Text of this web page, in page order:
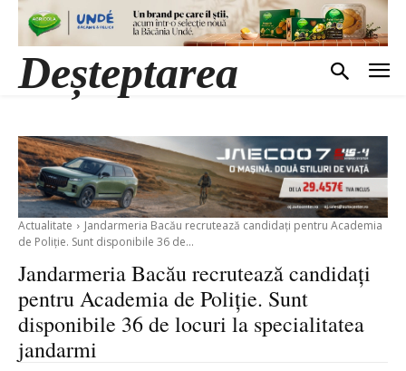
Deșteptarea
Actualitate
Jandarmeria Bacău recrutează candidați pentru Academia
de Poliție. Sunt disponibile 36 de...
Jandarmeria Bacău recrutează candidați
pentru Academia de Poliție. Sunt
disponibile 36 de locuri la specialitatea
jandarmi